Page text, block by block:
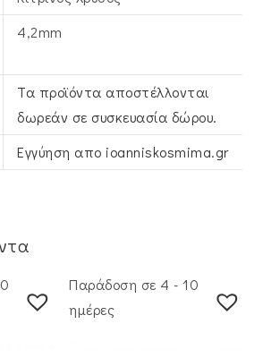
4,2mm
Τα προϊόντα αποστέλλονται
δωρεάν σε συσκευασία δώρου.
Εγγύηση απο ioanniskosmima.gr
Παράδοση σε 4 - 10
ημέρες